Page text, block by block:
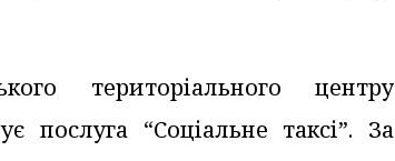
територіального центру
послуга “Соціальне таксі”. За